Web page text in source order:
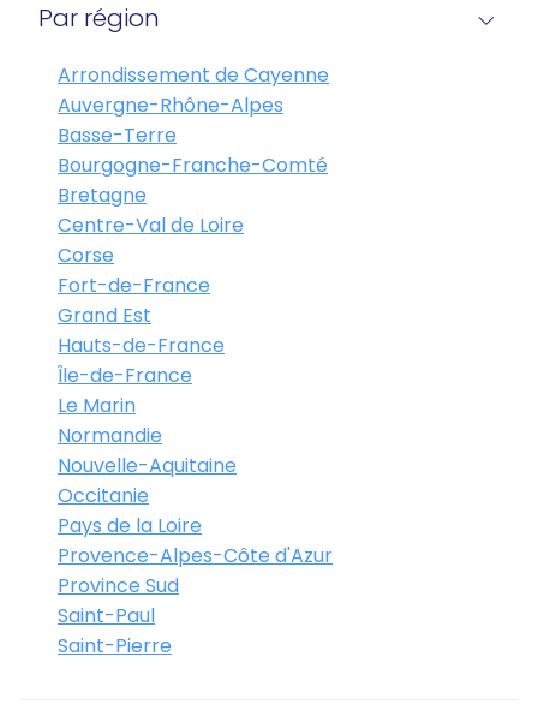
Par région
Arrondissement de Cayenne
Auvergne-Rhône-Alpes
Basse-Terre
Bourgogne-Franche-Comté
Bretagne
Centre-Val de Loire
Corse
Fort-de-France
Grand Est
Hauts-de-France
Île-de-France
Le Marin
Normandie
Nouvelle-Aquitaine
Occitanie
Pays de la Loire
Provence-Alpes-Côte d'Azur
Province Sud
Saint-Paul
Saint-Pierre